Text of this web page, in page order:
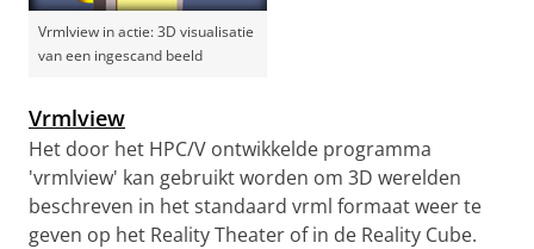
Vrmlview in actie: 3D visualisatie
van een ingescand beeld
Vrmlview
Het door het HPC/V ontwikkelde programma
'vrmlview' kan gebruikt worden om 3D werelden
beschreven in het standaard vrml formaat weer te
geven op het Reality Theater of in de Reality Cube.